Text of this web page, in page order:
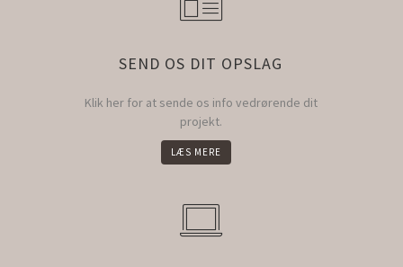
SEND OS DIT OPSLAG
Klik her for at sende os info vedrørende dit
projekt.
LÆS MERE